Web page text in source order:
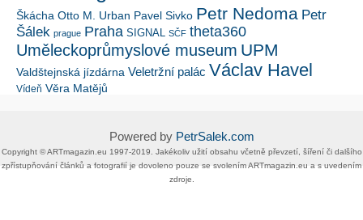
Škácha Otto M. Urban Pavel Sivko Petr Nedoma Petr
Šálek prague Praha SIGNAL SČF theta360
Uměleckoprůmyslové museum UPM
Valdštejnská jízdárna Veletržní palác Václav Havel
Vídeň Věra Matějů
Powered by PetrSalek.com
Copyright ©​ ​​ARTmagazin.eu ​1997-2019​.​ Jakékoliv užití obsahu včetně převzetí, šíření či dalšího
zpřístupňování článků a fotografií je dovoleno pouze se svolením ​ARTmagazin.eu​ ​a s uvedením
zdroje.